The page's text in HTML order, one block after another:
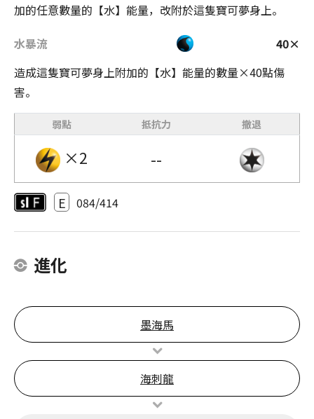
加的任意數量的【水】能量，改附於這隻寶可夢身上。
水暴流
40×
造成這隻寶可夢身上附加的【水】能量的數量×40點傷
害。
弱點 抵抗力 撤退
×2 --
E 084/414
進化
墨海馬
海刺龍